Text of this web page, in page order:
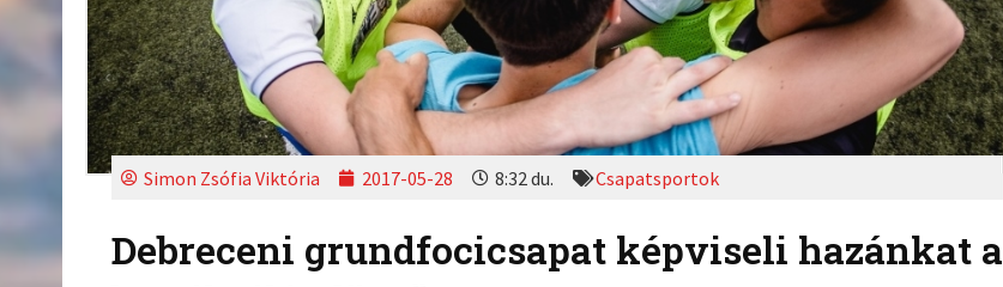
Simon Zsófia Viktória 2017-05-28 8:32 du. Csapatsportok
Debreceni grundfocicsapat képviseli hazánkat a